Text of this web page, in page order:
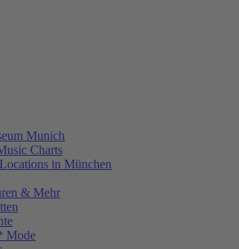
Munich
Charts
in München
& Mehr
Mode